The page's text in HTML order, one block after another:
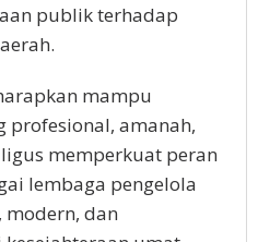
publik terhadap
mampu
profesional, amanah,
memperkuat peran
lembaga pengelola
modern, dan